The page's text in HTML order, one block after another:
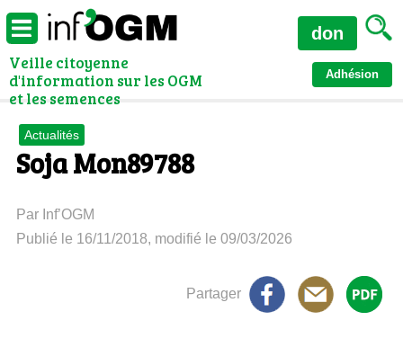
Veille citoyenne
d'information sur les OGM
et les semences
Adhésion
don
Actualités
Soja Mon89788
Par Inf’OGM
Publié le 16/11/2018, modifié le 09/03/2026
Partager